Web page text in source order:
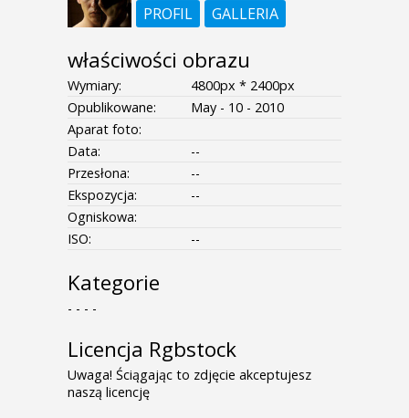
PROFIL
GALLERIA
właściwości obrazu
Wymiary:
4800px * 2400px
Opublikowane:
May - 10 - 2010
Aparat foto:
Data:
--
Przesłona:
--
Ekspozycja:
--
Ogniskowa:
ISO:
--
Kategorie
- - - -
Licencja Rgbstock
Uwaga! Ściągając to zdjęcie akceptujesz
naszą licencję